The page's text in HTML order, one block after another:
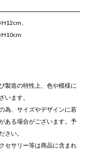
、
製造の特性上、色や模様に
います。
為、サイズやデザインに若
ある場合がございます。予
さい。
セサリー等は商品に含まれ